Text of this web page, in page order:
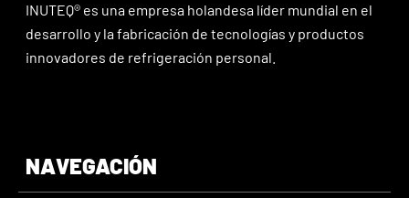
INUTEQ® es una empresa holandesa líder mundial en el
desarrollo y la fabricación de tecnologías y productos
innovadores de refrigeración personal.
NAVEGACIÓN